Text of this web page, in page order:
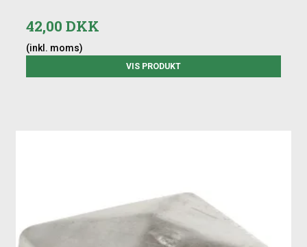
42,00 DKK
(inkl. moms)
VIS PRODUKT